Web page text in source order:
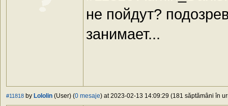
не пойдут?
занимает...
#11818 by Lololin (User) (0 mesaje) at 2023-02-13 14:09:29 (181 săptămâni în